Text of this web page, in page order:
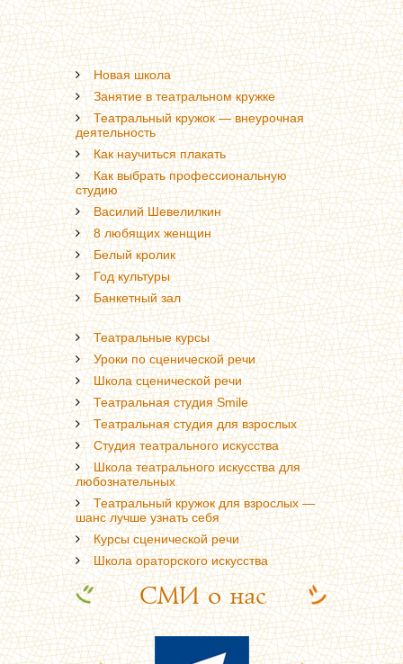
Новая школа
Занятие в театральном кружке
Театральный кружок — внеурочная
деятельность
Как научиться плакать
Как выбрать профессиональную
студию
Василий Шевелилкин
8 любящих женщин
Белый кролик
Год культуры
Банкетный зал
Театральные курсы
Уроки по сценической речи
Школа сценической речи
Театральная студия Smile
Театральная студия для взрослых
Студия театрального искусства
Школа театрального искусства для
любознательных
Театральный кружок для взрослых —
шанс лучше узнать себя
Курсы сценической речи
Школа ораторского искусства
СМИ о нас